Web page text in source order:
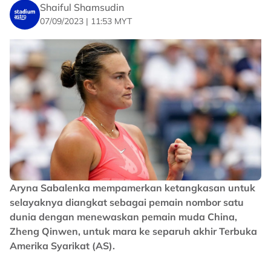
Shaiful Shamsudin
07/09/2023 | 11:53 MYT
Aryna Sabalenka mempamerkan ketangkasan untuk
selayaknya diangkat sebagai pemain nombor satu
dunia dengan menewaskan pemain muda China,
Zheng Qinwen, untuk mara ke separuh akhir Terbuka
Amerika Syarikat (AS).